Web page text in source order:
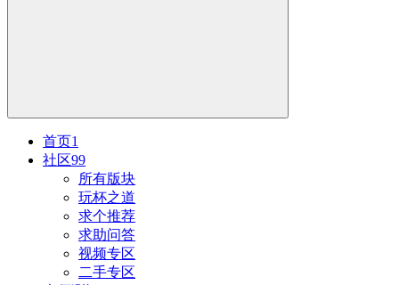
首页1
社区99
所有版块
玩杯之道
求个推荐
求助问答
视频专区
二手专区